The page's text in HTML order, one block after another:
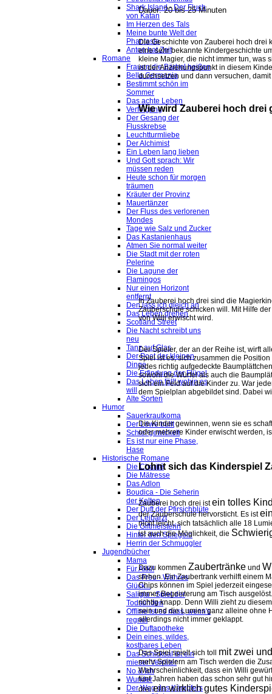
Shark Island - Der Fluch
von Katan
Im Herzen des Tals
Meine bunte Welt der
Phantasie
Anton hat Zeit
Romane
Frauen die Bärbel heißen
Bella Germania
Bestimmt schön im
Sommer
Das achte Leben
Verfolgung
Der Gesang der
Flusskrebse
Leuchtturmliebe
Der Alchimist
Ein Leben lang lieben
Und Gott sprach: Wir
müssen reden
Heute schon für morgen
träumen
Kräuter der Provinz
Mauertänzer
Der Fluss des verlorenen
Mondes
Tage wie Salz und Zucker
Das Kastanienhaus
Atmen Sie normal weiter
Die Stadt mit der roten
Pelerine
Die Lagune der
Flamingos
Nur einen Horizont
entfernt
Den lass ich gleich an
Das Leben drehen
Scotland Street
Die Nacht schreibt uns
neu
Tanz auf Glas
Der Poet der kleinen
Dinge
Die Erfindung der Flügel
Das Leben fällt wohin es
will
Alte Sorten
Humor
Sauerkrautkoma
Der Löwe büllt
Schief gewickelt
Es ist nur eine Phase,
Hase
Historische Romane
Die Charité
Die Mätresse
Das Adlon
Boudica - Die Seherin
der Kelten
Der Duft der Pfirsichblüte
Der Leibarzt
Die Giftmeisterin
Hinter den Spiegeln
Herrin der Schmuggler
Jugendbücher
Mama
Für Akki!
Das Freu - Wahres
Glück...
Saligia - Spiel der
Todsünden
Offline ist es nass, wenn's
regnet
Die Duftapotheke
Dein eines, wildes,
kostbares Leben
Das Schicksal ist ein
mieser Verräter
No & Ich
Wunder
Der Weg des Kämpfers
Dauer: 20 bis 25 Minuten
Die Geschichte von Zauberei hoch drei
eine sehr bekannte Kindergeschichte
kleine Magier, die nicht immer tun, was
ist der Anziehungspunkt in diesem
durchsetzen und dann versuchen,
Wie wird Zauberei hoch drei
In Zauberei hoch drei sind die
Zauberschule schicken will. Mit Hilfe
von Willi erwischt wird.
Der Spieler, der an der Reihe ist, wirft
Spiel ist es, sich zusammen die
jedes richtig aufgedeckte
sowohl die Würfel als auch die
sich ein Feld auf die Kinder zu. War
dem Spielplan abgebildet sind. Dabei
Die Kinder gewinnen, wenn sie es
oder mehrere Kinder erwischt werden,
Lohnt sich das Kinderspiel
Zauberei hoch drei istein tolles
der Zauberschule hervorsticht. Es ist
nicht leicht, sich tatsächlich alle 18
ist auch die Möglichkeit, die
Dazu kommen Zaubertränke und
stehen. Ein Zaubertrank verhilft einem
Chips können im Spiel jederzeit
immer Begeisterung am Tisch
richtig knapp. Denn Willi zieht zu
sein und die Lumies ganz alleine ohne
allerdings nicht immer geklappt.
Das Spiel spielt sich toll mit zwei
mehr Spielern am Tisch werden die
Wahrscheinlichkeit, dass ein Willi
fünf Jahren haben das schon sehr gut
dreiein wirklich gutes